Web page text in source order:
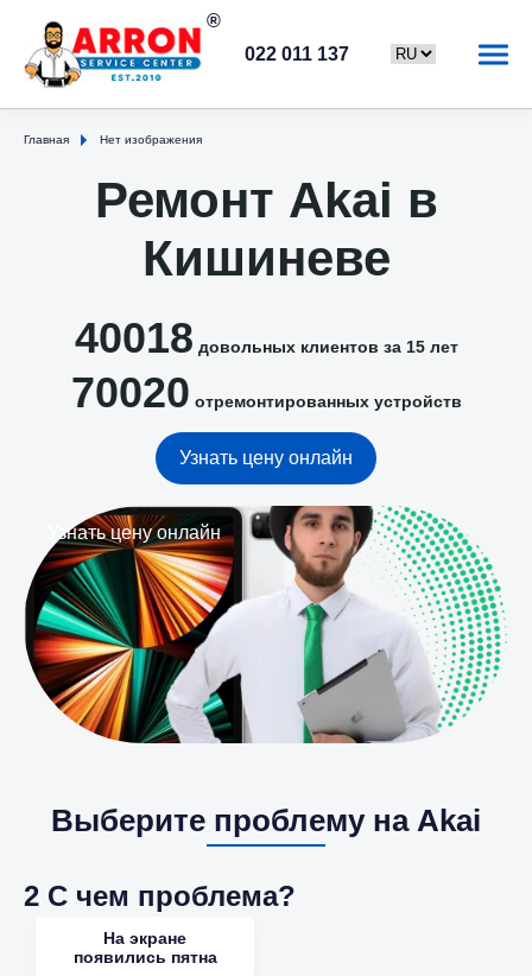
022 011 137
Главная Нет изображения
Ремонт Akai в
Кишиневе
40018 довольных клиентов за 15 лет
70020 отремонтированных устройств
Узнать цену онлайн
Узнать цену онлайн
Выберите проблему на Akai
2 С чем проблема?
На экране
появились пятна